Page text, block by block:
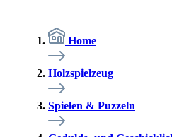
Home
Holzspielzeug
Spielen & Puzzeln